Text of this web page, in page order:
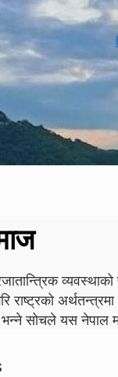
राष्ट्रको
भन्ने सोचले यस